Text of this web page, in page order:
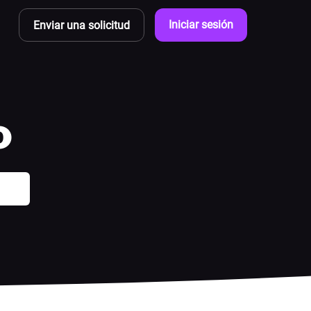
Enviar una solicitud Iniciar sesión